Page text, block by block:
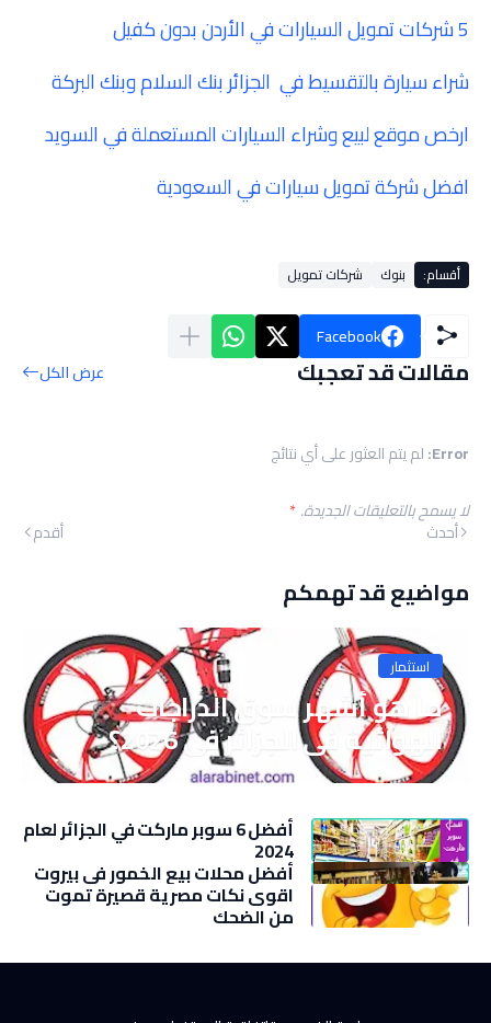
5 شركات تمويل السيارات في الأردن بدون كفيل
شراء سيارة بالتقسيط في الجزائر بنك السلام وبنك البركة
ارخص موقع لبيع وشراء السيارات المستعملة في السويد
افضل شركة تمويل سيارات في السعودية
أقسام: بنوك شركات تمويل
Facebook
مقالات قد تعجبك عرض الكل
Error: لم يتم العثور على أي نتائج
لا يسمح بالتعليقات الجديدة.*
أحدث أقدم
مواضيع قد تهمكم
استثمار
ما هو أشهر سوق الدراجات
الهوائية في الجزائر في 2026؟
أفضل 6 سوبر ماركت في الجزائر لعام
2024
أفضل محلات بيع الخمور في بيروت
اقوى نكات مصرية قصيرة تموت
من الضحك